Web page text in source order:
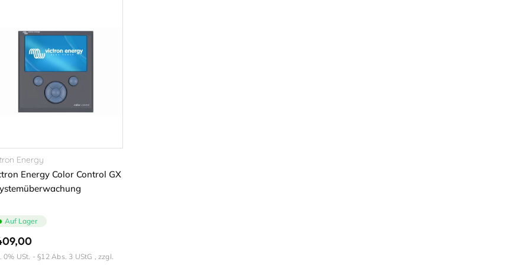
Energy
Energy Color Control GX
Auf Lager
0% USt. - §12 Abs. 3 UStG , zzgl.